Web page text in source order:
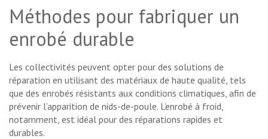
Méthodes pour fabriquer un
enrobé durable
Les collectivités peuvent opter pour des solutions de
réparation en utilisant des matériaux de haute qualité, tels
que des enrobés résistants aux conditions climatiques, afin de
prévenir l’apparition de nids-de-poule. L’enrobé à froid,
notamment, est idéal pour des réparations rapides et
durables.